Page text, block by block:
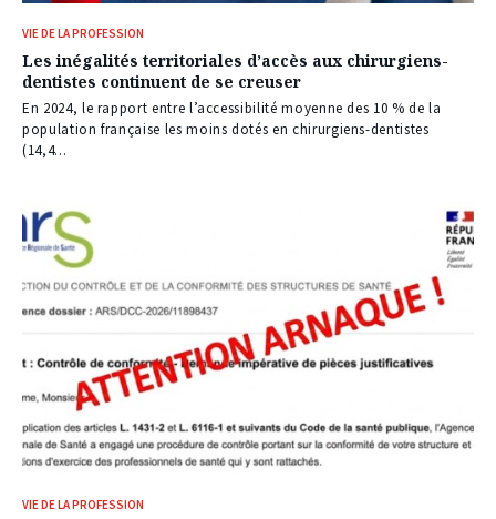
VIE DE LA PROFESSION
Les inégalités territoriales d’accès aux chirurgiens-
dentistes continuent de se creuser
En 2024, le rapport entre l’accessibilité moyenne des 10 % de la
population française les moins dotés en chirurgiens-dentistes
(14,4...
VIE DE LA PROFESSION